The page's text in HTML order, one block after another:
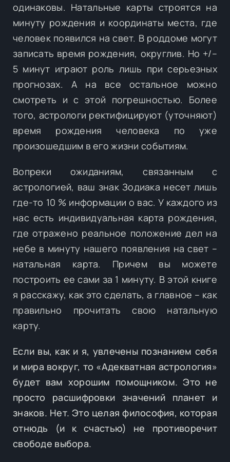
одинаковы. Натальные карты строятся на
минуту рождения и координаты места, где
человек появился на свет. В роддоме могут
записать время рождения, округлив. Но +/–
5 минут играют роль лишь при серьезных
прогнозах. А на все остальное можно
смотреть и с этой погрешностью. Более
того, астрологи ректифицируют (уточняют)
время рождения человека по уже
произошедшим в его жизни событиям.
Вопреки ожиданиям, связанным с
астрологией, ваш знак Зодиака несет лишь
где-то 10 % информации о вас. У каждого из
нас есть индивидуальная карта рождения,
где отражено реальное положение дел на
небе в минуту нашего появления на свет –
натальная карта. Причем вы можете
построить ее сами за 1 минуту. В этой книге
я расскажу, как это сделать, а главное – как
правильно прочитать свою натальную
карту.
Если вы, как и я, увлечены познанием себя
и мира вокруг, то «Адекватная астрология»
будет вам хорошим помощником. Это не
просто расшифровки значений планет и
знаков. Нет. Это целая философия, которая
отнюдь (и к счастью) не противоречит
свободе выбора.